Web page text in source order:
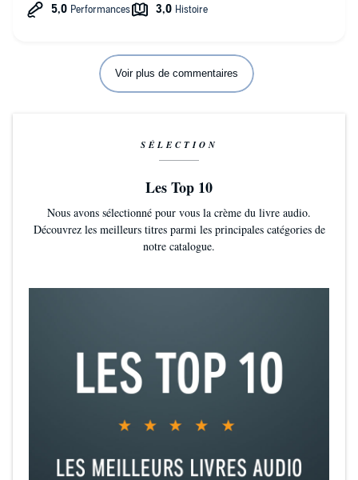
Voir plus de commentaires
SÉLECTION
Les Top 10
Nous avons sélectionné pour vous la crème du livre audio.
Découvrez les meilleurs titres parmi les principales catégories de
notre catalogue.